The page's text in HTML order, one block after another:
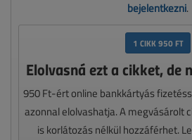
bejelentkezni.
1 CIKK 950 FT
Elolvasná ezt a cikket, de
950 Ft-ért online bankkártyás
azonnal elolvashatja. A megvásárolt
is korlátozás nélkül hozzáférhet.